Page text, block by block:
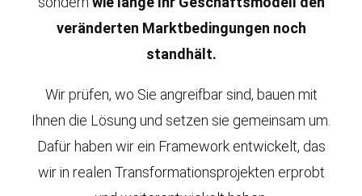
veränderten Marktbedingungen noch
standhält.
Wir prüfen, wo Sie angreifbar sind, bauen mit
Ihnen die Lösung und setzen sie gemeinsam um.
Dafür haben wir ein Framework entwickelt, das
wir in realen Transformationsprojekten erprobt